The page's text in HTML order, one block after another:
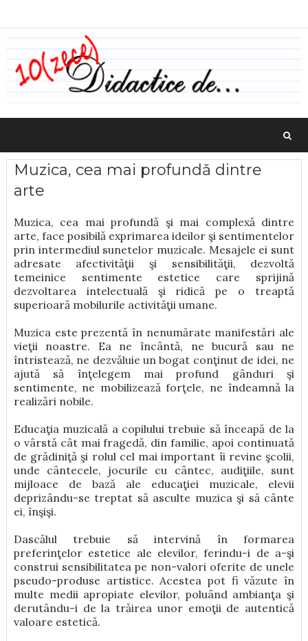
Muzica, cea mai profundǎ dintre
arte
Muzica, cea mai profundǎ şi mai complexǎ dintre
arte, face posibilǎ exprimarea ideilor şi sentimentelor
prin intermediul sunetelor muzicale. Mesajele ei sunt
adresate afectivitǎţii şi sensibilitǎţii, dezvoltǎ
temeinice sentimente estetice care sprijinǎ
dezvoltarea intelectualǎ şi ridicǎ pe o treaptǎ
superioarǎ mobilurile activitǎţii umane.
Muzica este prezentǎ în nenumărate manifestǎri ale
vieţii noastre. Ea ne încântǎ, ne bucurǎ sau ne
întristeazǎ, ne dezvǎluie un bogat conţinut de idei, ne
ajutǎ sǎ înţelegem mai profund gânduri şi
sentimente, ne mobilizeazǎ forţele, ne îndeamnǎ la
realizǎri nobile.
Educaţia muzicalǎ a copilului trebuie sǎ înceapǎ de la
o vârstǎ cât mai fragedǎ, din familie, apoi continuatǎ
de grǎdiniţǎ şi rolul cel mai important îi revine şcolii,
unde cântecele, jocurile cu cântec, audiţiile, sunt
mijloace de bazǎ ale educaţiei muzicale, elevii
deprizându-se treptat sǎ asculte muzica şi să cânte
ei, înşişi.
Dascǎlul trebuie sǎ intervinǎ în formarea
preferinţelor estetice ale elevilor, ferindu-i de a-şi
construi sensibilitatea pe non-valori oferite de unele
pseudo-produse artistice. Acestea pot fi vǎzute în
multe medii apropiate elevilor, poluând ambianţa şi
derutându-i de la trǎirea unor emoţii de autenticǎ
valoare esteticǎ.